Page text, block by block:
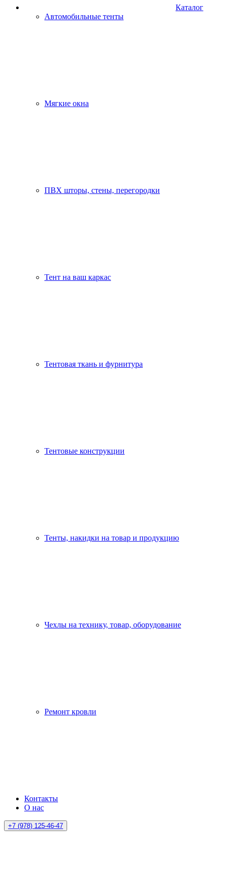
Каталог
Автомобильные тенты
Мягкие окна
ПВХ шторы, стены, перегородки
Тент на ваш каркас
Тентовая ткань и фурнитура
Тентовые конструкции
Тенты, накидки на товар и продукцию
Чехлы на технику, товар, оборудование
Ремонт кровли
Контакты
О нас
+7 (978) 125-46-47